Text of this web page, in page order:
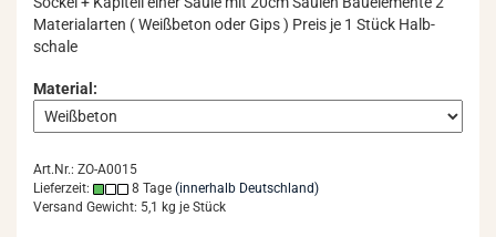
Ma­te­ri­al­ar­ten ( Weiß­be­ton oder Gips ) Preis je 1 Stück Halb­
scha­le
Material:
Art.Nr.: ZO-A0015
Lieferzeit:
8 Tage (innerhalb Deutschland)
Versand Gewicht: 5,1 kg je Stück